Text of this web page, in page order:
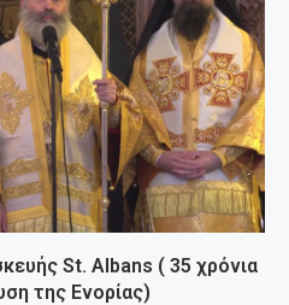
St. Albans ( 35 χρόνια
της Ενορίας)